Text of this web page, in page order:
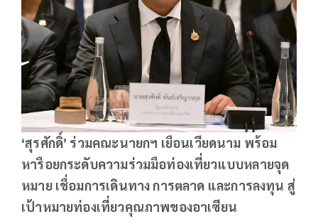
‘สุรศักดิ์’ ร่วมคณะนายกฯ เยือนเวียดนาม พร้อม
หารือยกระดับความร่วมมือท่องเที่ยวแบบหลายจุด
หมาย เชื่อมการเดินทาง การตลาด และการลงทุน สู่
เป้าหมายท่องเที่ยวคุณภาพของอาเซียน